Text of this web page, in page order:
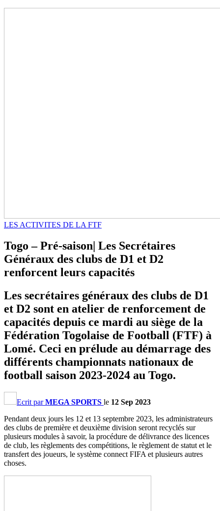
LES ACTIVITES DE LA FTF
Togo – Pré-saison| Les Secrétaires
Généraux des clubs de D1 et D2
renforcent leurs capacités
Les secrétaires généraux des clubs de D1
et D2 sont en atelier de renforcement de
capacités depuis ce mardi au siège de la
Fédération Togolaise de Football (FTF) à
Lomé. Ceci en prélude au démarrage des
différents championnats nationaux de
football saison 2023-2024 au Togo.
Ecrit parMEGA SPORTS le 12 Sep 2023
Pendant deux jours les 12 et 13 septembre 2023, les administrateurs
des clubs de première et deuxième division seront recyclés sur
plusieurs modules à savoir, la procédure de délivrance des licences
de club, les règlements des compétitions, le règlement de statut et le
transfert des joueurs, le système connect FIFA et plusieurs autres
choses.